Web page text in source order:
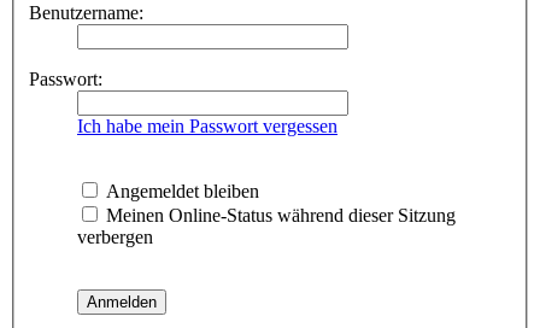
Benutzername:
Passwort:
Ich habe mein Passwort vergessen
Angemeldet bleiben
Meinen Online-Status während dieser Sitzung
verbergen